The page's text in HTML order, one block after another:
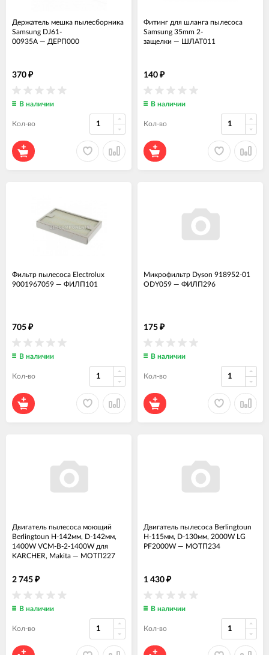
Держатель мешка пылесборника
Samsung DJ61-
00935A — ДЕРП000
370 ₽
В наличии
Кол-во
Фитинг для шланга пылесоса
Samsung 35mm 2-
защелки — ШЛАТ011
140 ₽
В наличии
Кол-во
Фильтр пылесоса Electrolux
9001967059 — ФИЛП101
705 ₽
В наличии
Кол-во
Микрофильтр Dyson 918952-01
ODY059 — ФИЛП296
175 ₽
В наличии
Кол-во
Двигатель пылесоса моющий
Berlingtoun H-142мм, D-142мм,
1400W VCM-B-2-1400W для
KARCHER, Makita — МОТП227
2 745 ₽
В наличии
Кол-во
Двигатель пылесоса Berlingtoun
H-115мм, D-130мм, 2000W LG
PF2000W — МОТП234
1 430 ₽
В наличии
Кол-во